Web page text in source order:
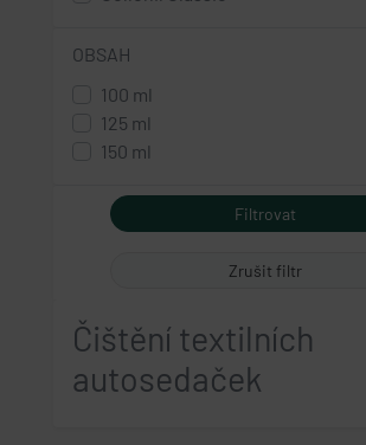
OBSAH
100 ml
125 ml
150 ml
Zrušit filtr
Čištění textilních
autosedaček